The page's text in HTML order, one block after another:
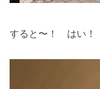
すると〜！ はい！